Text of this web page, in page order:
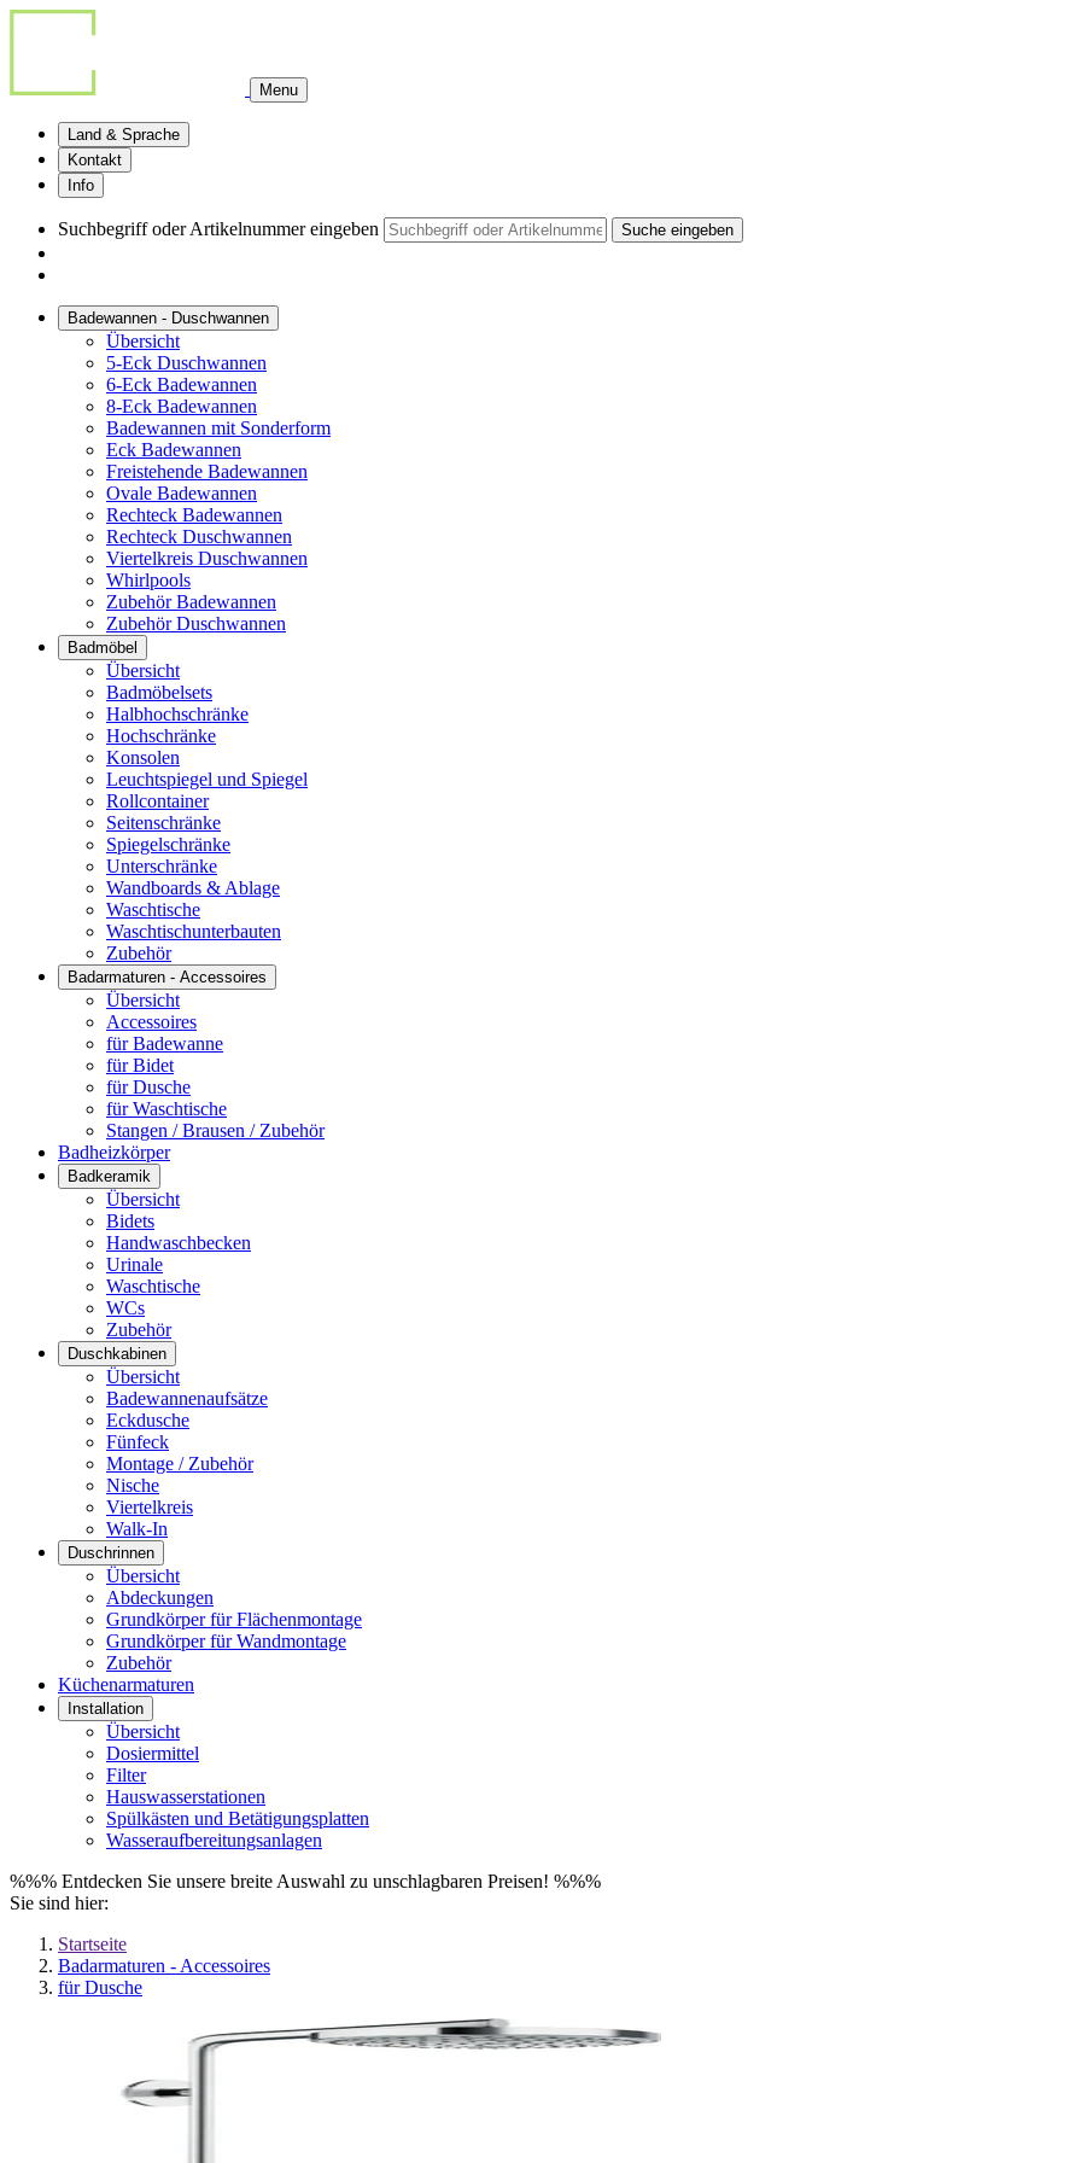
Menu
Land & Sprache
Kontakt
Info
Suchbegriff oder Artikelnummer eingeben Suche eingeben
Badewannen - Duschwannen
Übersicht
5-Eck Duschwannen
6-Eck Badewannen
8-Eck Badewannen
Badewannen mit Sonderform
Eck Badewannen
Freistehende Badewannen
Ovale Badewannen
Rechteck Badewannen
Rechteck Duschwannen
Viertelkreis Duschwannen
Whirlpools
Zubehör Badewannen
Zubehör Duschwannen
Badmöbel
Übersicht
Badmöbelsets
Halbhochschränke
Hochschränke
Konsolen
Leuchtspiegel und Spiegel
Rollcontainer
Seitenschränke
Spiegelschränke
Unterschränke
Wandboards & Ablage
Waschtische
Waschtischunterbauten
Zubehör
Badarmaturen - Accessoires
Übersicht
Accessoires
für Badewanne
für Bidet
für Dusche
für Waschtische
Stangen / Brausen / Zubehör
Badheizkörper
Badkeramik
Übersicht
Bidets
Handwaschbecken
Urinale
Waschtische
WCs
Zubehör
Duschkabinen
Übersicht
Badewannenaufsätze
Eckdusche
Fünfeck
Montage / Zubehör
Nische
Viertelkreis
Walk-In
Duschrinnen
Übersicht
Abdeckungen
Grundkörper für Flächenmontage
Grundkörper für Wandmontage
Zubehör
Küchenarmaturen
Installation
Übersicht
Dosiermittel
Filter
Hauswasserstationen
Spülkästen und Betätigungsplatten
Wasseraufbereitungsanlagen
%%% Entdecken Sie unsere breite Auswahl zu unschlagbaren Preisen! %%%
Sie sind hier:
Startseite
Badarmaturen - Accessoires
für Dusche